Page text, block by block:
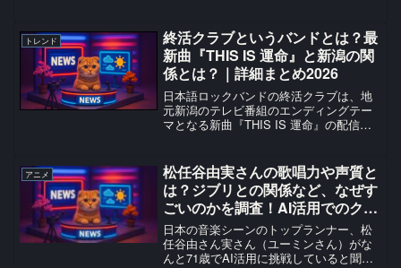
誕生し、デビュー直後から大きな注目を
集め...
トレンド
終活クラブというバンドとは？最
新曲『THIS IS 運命』と新潟の関
係とは？｜詳細まとめ2026
日本語ロックバンドの終活クラブは、地
元新潟のテレビ番組のエンディングテー
マとなる新曲『THIS IS 運命』の配信リ
レがバズるぞ！2026』で第3位に選ばれて
おり、今後の躍進が注目されています。
終活クラブ 新曲『THIS IS 運命』配信決
定についての最新情報、ファンの反応、
今後の展望など詳しく解説しています。
アニメ
松任谷由実さんの歌唱力や声質と
は？ジブリとの関係など、なぜす
ごいのかを調査！AI活用でのクリ
エイティブな挑戦にも迫る！
日本の音楽シーンのトップランナー、松
任谷由さん実さん（ユーミンさん）がな
んと71歳でAI活用に挑戦していると聞い